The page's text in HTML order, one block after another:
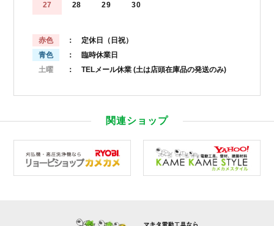
27 28 29 30
赤色
： 定休日（日祝）
青色
： 臨時休業日
土曜
： TELメール休業 (土は店頭在庫品の発送のみ)
関連ショップ